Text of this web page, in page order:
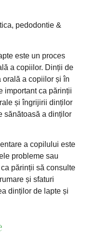
pedodontie &
este un proces
a copiilor. Dinții de
orală a copiilor și în
important ca părinții
și îngrijirii dinților
sănătoasă a dinților
a copilului este
probleme sau
părinții să consulte
și sfaturi
dinților de lapte și